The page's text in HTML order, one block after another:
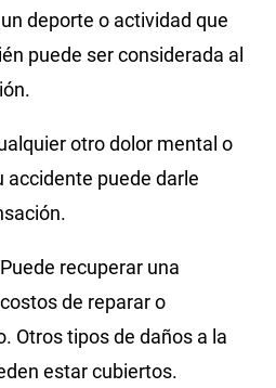
deporte o actividad que
puede ser considerada al
otro dolor mental o
accidente puede darle
recuperar una
de reparar o
Otros tipos de daños a la
estar cubiertos.